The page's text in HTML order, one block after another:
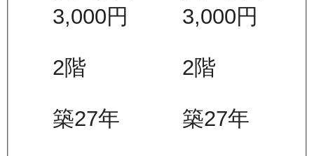
3,000円
2階
築27年
3,000円
2階
築27年